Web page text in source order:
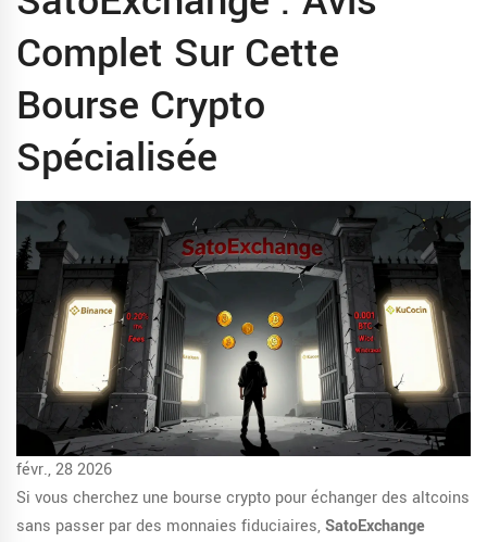
Complet Sur Cette
Bourse Crypto
Spécialisée
févr., 28 2026
Si vous cherchez une bourse crypto pour échanger des altcoins
sans passer par des monnaies fiduciaires,SatoExchange